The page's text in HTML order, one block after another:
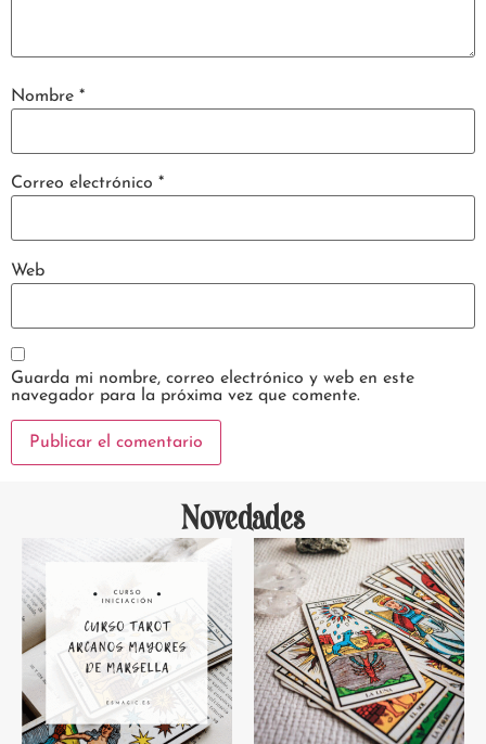
Nombre *
Correo electrónico *
Web
Guarda mi nombre, correo electrónico y web en este
navegador para la próxima vez que comente.
Novedades